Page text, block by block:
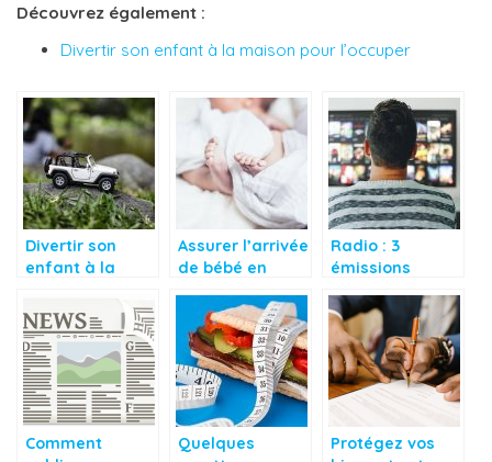
Découvrez également :
Divertir son enfant à la maison pour l’occuper
Divertir son
enfant à la
l’occuper
Assurer l’arrivée
de bébé en
Radio : 3
émissions
pas manquer
Comment
Quelques
Protégez vos